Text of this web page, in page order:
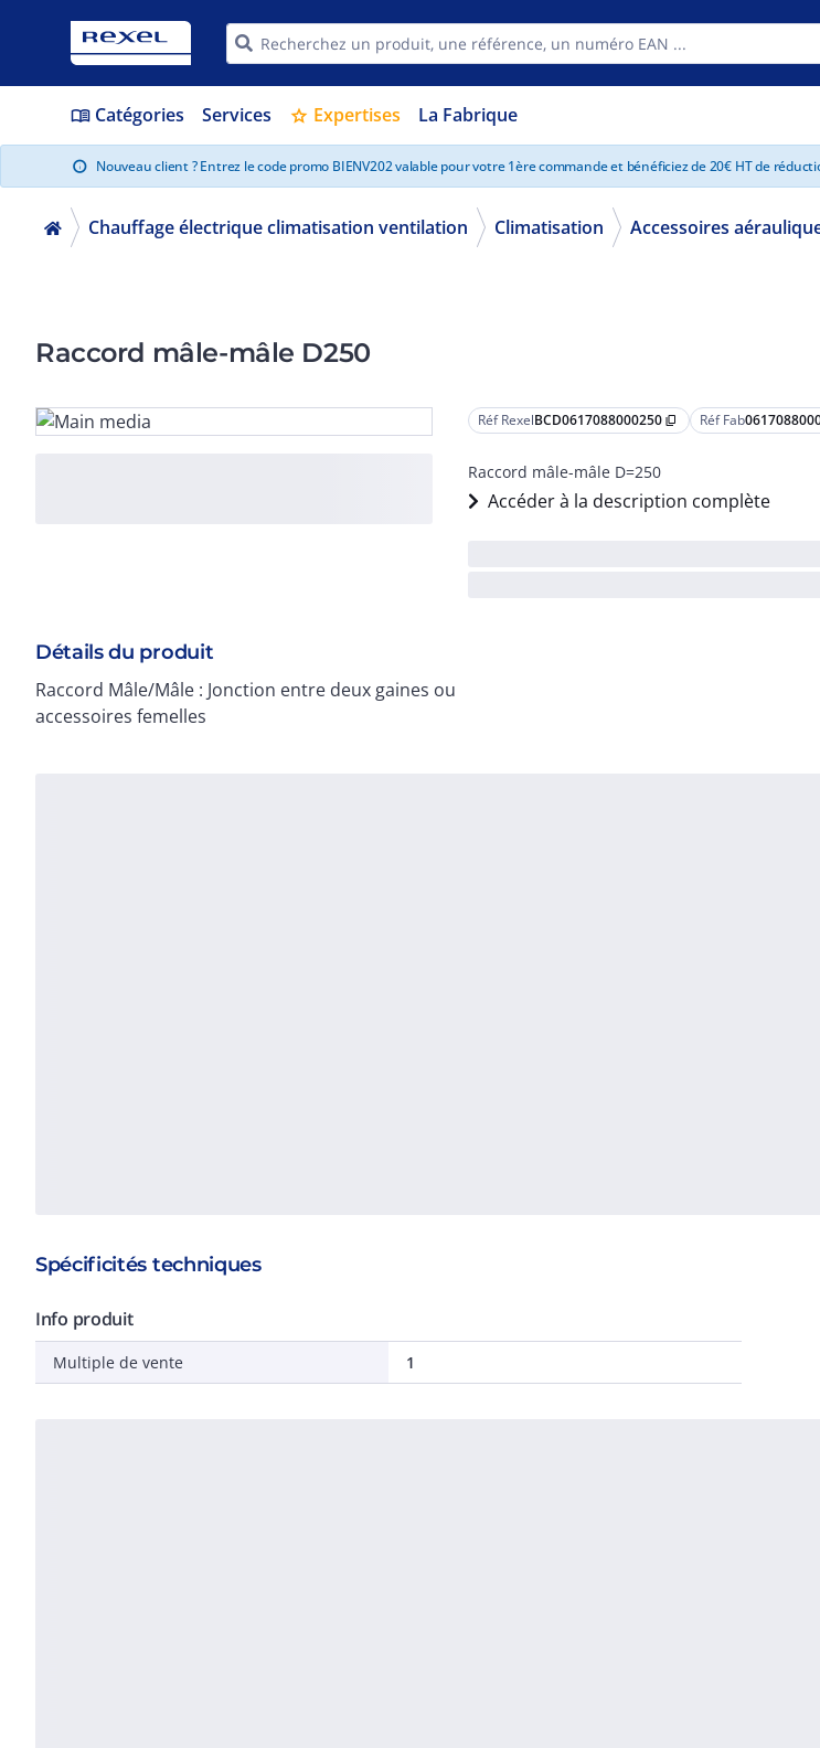
menu_book Catégories Services star Expertises La Fabrique
info Nouveau client ? Entrez le code promo BIENV202 valable pour votre 1ère commande et bénéficiez de 20€ HT de
Chauffage électrique climatisation ventilation Climatisation Accessoires
Raccord mâle-mâle D250
Réf RexelBCD0617088000250 content_copy Réf Fab
Raccord mâle-mâle D=250
Accéder à la description complète
Détails du produit
Raccord Mâle/Mâle : Jonction entre deux gaines ou
accessoires femelles
Spécificités techniques
Info produit
Multiple de vente 1